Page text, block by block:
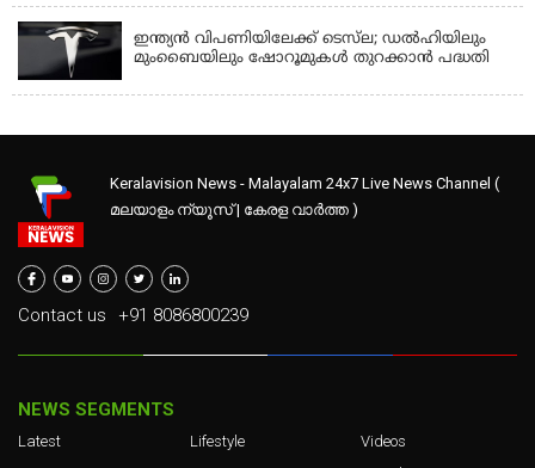
ഇന്ത്യൻ വിപണിയിലേക്ക് ടെസ്‌ല; ഡൽഹിയിലും
മുംബൈയിലും ഷോറൂമുകൾ തുറക്കാൻ പദ്ധതി
Keralavision News - Malayalam 24x7 Live News Channel (
മലയാളം ന്യൂസ് | കേരള വാർത്ത )
Contact us +91 8086800239
NEWS SEGMENTS
Latest
Lifestyle
Videos